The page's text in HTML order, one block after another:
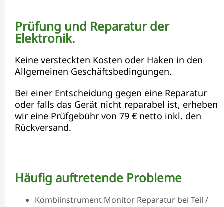
Prüfung und Reparatur der
Elektronik.
Keine versteckten Kosten oder Haken in den
Allgemeinen Geschäftsbedingungen.
Bei einer Entscheidung gegen eine Reparatur
oder falls das Gerät nicht reparabel ist, erheben
wir eine Prüfgebühr von 79 € netto inkl. den
Rückversand.
Häufig auftretende Probleme
Kombiinstrument Monitor Reparatur bei Teil /